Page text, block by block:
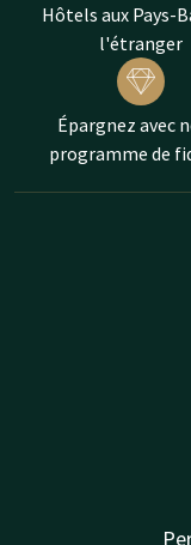
Hôtels aux Pays-
l'étranger
Épargnez avec
programme de